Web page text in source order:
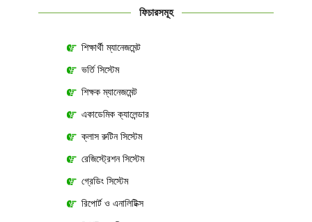
ফিচারসমূহ
শিক্ষার্থী ম্যানেজমেন্ট
ভর্তি সিস্টেম
শিক্ষক ম্যানেজমেন্ট
একাডেমিক ক্যালেন্ডার
ক্লাস রুটিন সিস্টেম
রেজিস্ট্রেশন সিস্টেম
গ্রেডিং সিস্টেম
রিপোর্ট ও এনালিটিক্স